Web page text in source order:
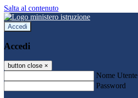
Salta al contenuto
Accedi
Accedi
button close ×
Nome Utente
Password